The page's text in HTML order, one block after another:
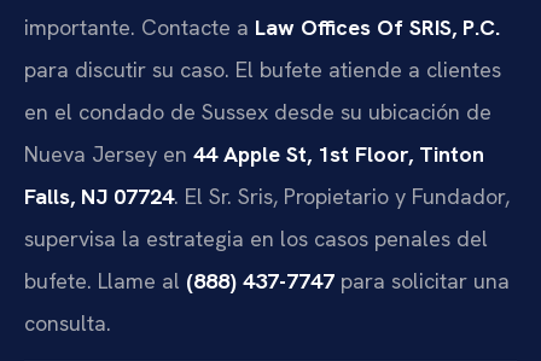
importante. Contacte a Law Offices Of SRIS, P.C.
para discutir su caso. El bufete atiende a clientes
en el condado de Sussex desde su ubicación de
Nueva Jersey en 44 Apple St, 1st Floor, Tinton
Falls, NJ 07724. El Sr. Sris, Propietario y Fundador,
supervisa la estrategia en los casos penales del
bufete. Llame al (888) 437-7747 para solicitar una
consulta.